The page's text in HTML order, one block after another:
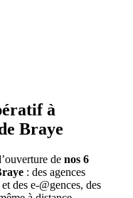
à
Braye
de nos 6
: des agences
des e-@gences, des